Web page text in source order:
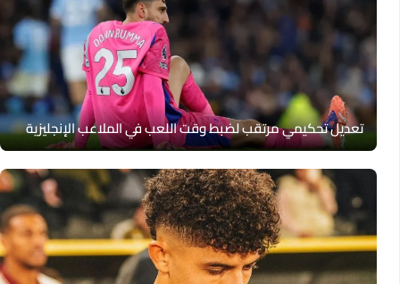
تعديل تحكيمي مرتقب لضبط وقت اللعب في الملاعب الإنجليزية